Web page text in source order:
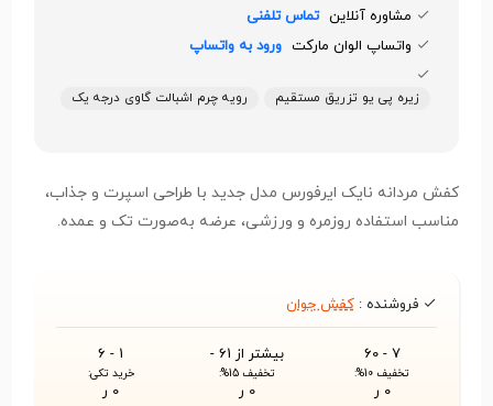
مشاوره آنلاین تماس تلفنی
واتساپ الوان مارکت ورود به واتساپ
زیره پی یو تزریق مستقیم رویه چرم اشبالت گاوی درجه یک
کفش مردانه نایک ایرفورس مدل جدید با طراحی اسپرت و جذاب،
مناسب استفاده روزمره و ورزشی، عرضه به‌صورت تک و عمده.
فروشنده :کفش جوان
7 - 60
تخفیف 10%:
0 ر
بیشتر از 61 -
تخفیف 15%:
0 ر
1 - 6
خرید تکی:
0 ر